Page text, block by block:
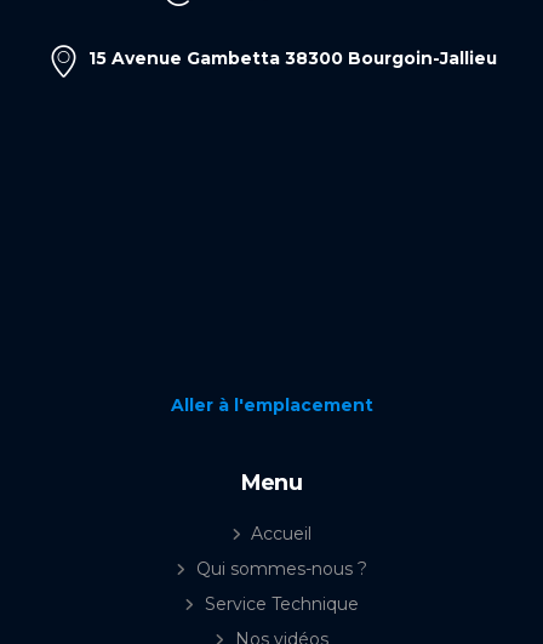
15 Avenue Gambetta 38300 Bourgoin-Jallieu
Aller à l'emplacement
Menu
Accueil
Qui sommes-nous ?
Service Technique
Nos vidéos